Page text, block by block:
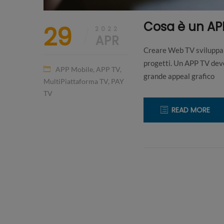
29 2022
APR
APP Mobile, APP TV,
MultiPiattaforma TV, PAY
TV
Cosa è un
Creare Web TV
progetti. Un APP TV
grande appeal grafico
READ MORE